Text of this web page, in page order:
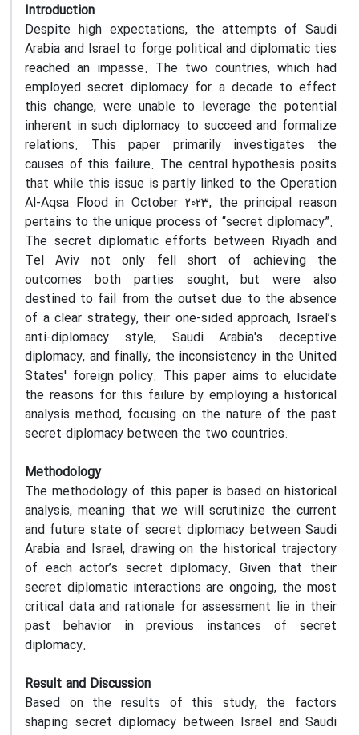
Introduction
Despite high expectations, the attempts of Saudi
Arabia and Israel to forge political and diplomatic ties
reached an impasse. The two countries, which had
employed secret diplomacy for a decade to effect
this change, were unable to leverage the potential
inherent in such diplomacy to succeed and formalize
relations. This paper primarily investigates the
causes of this failure. The central hypothesis posits
that while this issue is partly linked to the Operation
Al-Aqsa Flood in October 2023, the principal reason
pertains to the unique process of “secret diplomacy”.
The secret diplomatic efforts between Riyadh and
Tel Aviv not only fell short of achieving the
outcomes both parties sought, but were also
destined to fail from the outset due to the absence
of a clear strategy, their one-sided approach, Israel’s
anti-diplomacy style, Saudi Arabia's deceptive
diplomacy, and finally, the inconsistency in the United
States' foreign policy. This paper aims to elucidate
the reasons for this failure by employing a historical
analysis method, focusing on the nature of the past
secret diplomacy between the two countries.
Methodology
The methodology of this paper is based on historical
analysis, meaning that we will scrutinize the current
and future state of secret diplomacy between Saudi
Arabia and Israel, drawing on the historical trajectory
of each actor’s secret diplomacy. Given that their
secret diplomatic interactions are ongoing, the most
critical data and rationale for assessment lie in their
past behavior in previous instances of secret
diplomacy.
Result and Discussion
Based on the results of this study, the factors
shaping secret diplomacy between Israel and Saudi